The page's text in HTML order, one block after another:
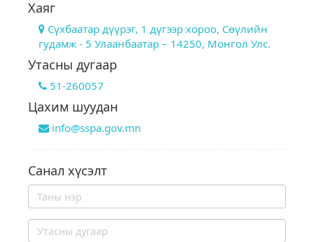
Хаяг
Сүхбаатар дүүрэг, 1 дүгээр хороо, Сөүлийн
гудамж - 5 Улаанбаатар – 14250, Монгол Улс.
Утасны дугаар
51-260057
Цахим шуудан
info@sspa.gov.mn
Санал хүсэлт